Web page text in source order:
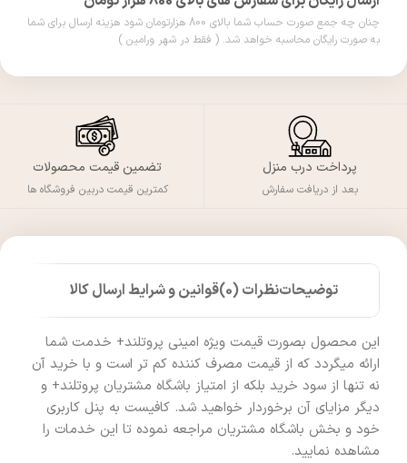
چنان چه جمع صورت حساب شما بالای 800 هزارتومان شود هزینه ارسال برای شما
به صورت رایگان محاسبه خواهد شد. ( فقط در شهر ورامین )
پرداخت درب منزل
بعد از دریافت سفارش
تضمین قیمت محصولات
کمترین قیمت دربین فروشگاه ها
توضیحاتنظرات (0) قوانین و شرایط ارسال کالا
این محصول بصورت قیمت ویژه امینی پروتلند+ خدمت شما
ارائه میگردد که از قیمت مصرف کننده کم تر است و با خرید آن
نه تنها از سود خرید بلکه از امتیاز باشگاه مشتریان پروتلند+ و
دیگر مزایای آن برخوردار خواهید شد. کافیست به پنل کاربری
خود و بخش باشگاه مشتریان مراجعه نموده تا این خدمات را
مشاهده نمایید.